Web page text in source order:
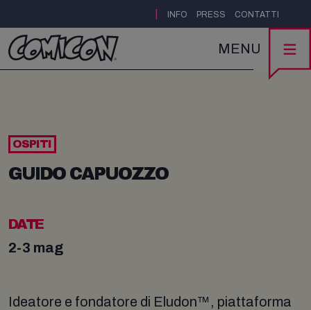
INFO PRESS CONTATTI
MENU
OSPITI
GUIDO CAPUOZZO
DATE
2-3 mag
Ideatore e fondatore di Eludon™, piattaforma